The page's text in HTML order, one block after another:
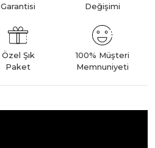
Garantisi
Değişimi
Özel Şık
Paket
100% Müşteri
Memnuniyeti